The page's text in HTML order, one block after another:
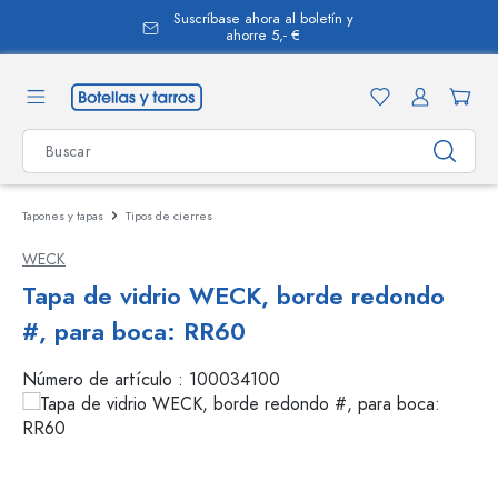
Suscríbase ahora al boletín y
ahorre 5,- €
Tapones y tapas Tipos de cierres
WECK
Tapa de vidrio WECK, borde redondo
#, para boca: RR60
Número de artículo : 100034100